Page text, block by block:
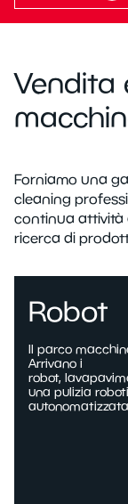
Vendita
Forniamo una
cleaning
continua attività
ricerca di
Robot
Il parco
Arrivano i
robot,
una pulizia